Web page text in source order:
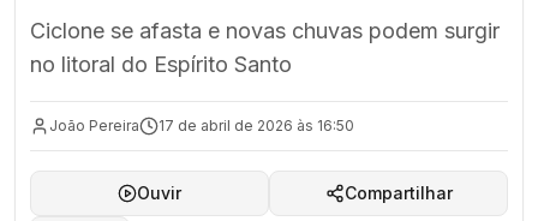
Ciclone se afasta e novas chuvas podem surgir
no litoral do Espírito Santo
João Pereira 17 de abril de 2026 às 16:50
Ouvir Compartilhar